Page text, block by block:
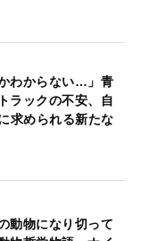
わからない…」青
ラックの不安、自
求められる新たな
動物になり切って